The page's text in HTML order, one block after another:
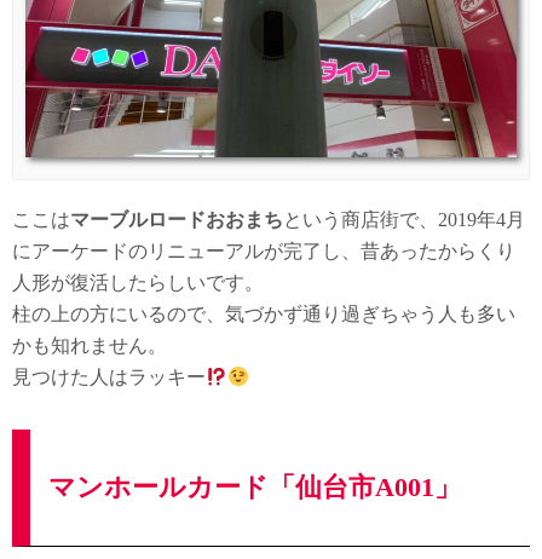
ここはマーブルロードおおまちという商店街で、2019年4月
にアーケードのリニューアルが完了し、昔あったからくり
人形が復活したらしいです。
柱の上の方にいるので、気づかず通り過ぎちゃう人も多い
かも知れません。
見つけた人はラッキー
マンホールカード「仙台市A001」